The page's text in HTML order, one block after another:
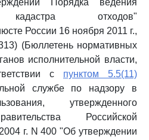
Порядка ведения
кадастра отходов"
России 16 ноября 2011 г.,
(Бюллетень нормативных
исполнительной власти,
с пунктом 5.5(11)
службе по надзору в
утвержденного
Российской
г. N 400 "Об утверждении